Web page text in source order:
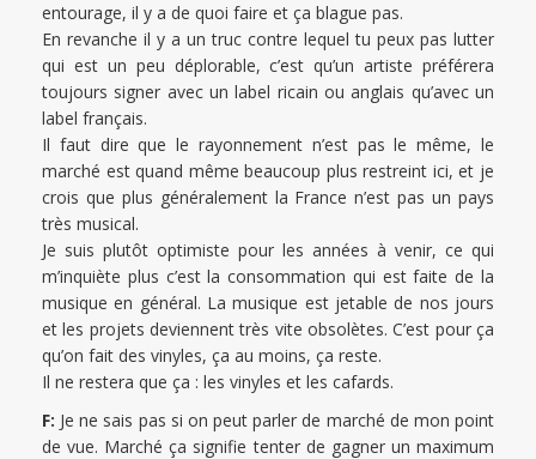
entourage, il y a de quoi faire et ça blague pas.
En revanche il y a un truc contre lequel tu peux pas lutter
qui est un peu déplorable, c’est qu’un artiste préférera
toujours signer avec un label ricain ou anglais qu’avec un
label français.
Il faut dire que le rayonnement n’est pas le même, le
marché est quand même beaucoup plus restreint ici, et je
crois que plus généralement la France n’est pas un pays
très musical.
Je suis plutôt optimiste pour les années à venir, ce qui
m’inquiète plus c’est la consommation qui est faite de la
musique en général. La musique est jetable de nos jours
et les projets deviennent très vite obsolètes. C’est pour ça
qu’on fait des vinyles, ça au moins, ça reste.
Il ne restera que ça : les vinyles et les cafards.
F: Je ne sais pas si on peut parler de marché de mon point
de vue. Marché ça signifie tenter de gagner un maximum